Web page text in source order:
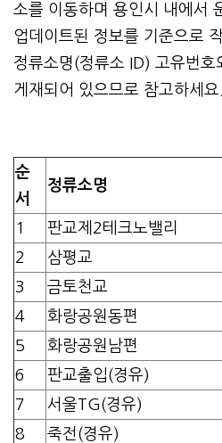
소를 이동하며 용인시 내에서
업데이트된 정보를 기준으로
정류소명(정류소 ID) 고유번호
게재되어 있으므로 참고하세요.
순
서
정류소명
1
판교제2테크노밸리
2
삼평교
3
금토천교
4
화랑공원동편
5
화랑공원남편
6
판교출입(경유)
7
서울TG(경유)
8
죽전(경유)